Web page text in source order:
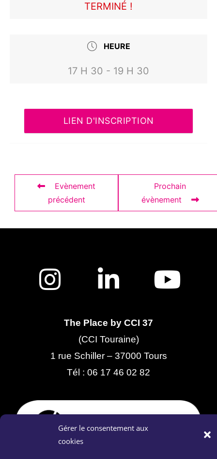
Gérer le consentement aux
cookies
TERMINÉ !
HEURE
17 H 30 - 19 H 30
LIEN D'INSCRIPTION
Evènement
précédent
Prochain
évènement
The Place by CCI 37
(CCI Touraine)
1 rue Schiller – 37000 Tours
Tél : 06 17 46 02 82